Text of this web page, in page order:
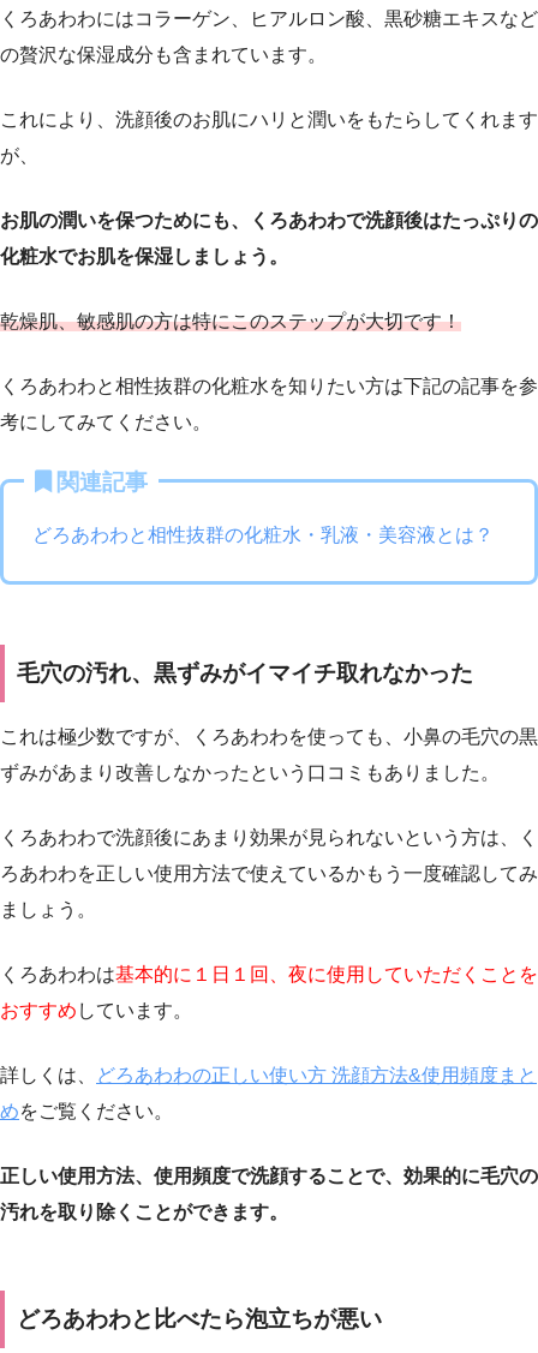
くろあわわにはコラーゲン、ヒアルロン酸、黒砂糖エキスなど
の贅沢な保湿成分も含まれています。
これにより、洗顔後のお肌にハリと潤いをもたらしてくれます
が、
お肌の潤いを保つためにも、くろあわわで洗顔後はたっぷりの
化粧水でお肌を保湿しましょう。
乾燥肌、敏感肌の方は特にこのステップが大切です！
くろあわわと相性抜群の化粧水を知りたい方は下記の記事を参
考にしてみてください。
関連記事
どろあわわと相性抜群の化粧水・乳液・美容液とは？
毛穴の汚れ、黒ずみがイマイチ取れなかった
これは極少数ですが、くろあわわを使っても、小鼻の毛穴の黒
ずみがあまり改善しなかったという口コミもありました。
くろあわわで洗顔後にあまり効果が見られないという方は、く
ろあわわを正しい使用方法で使えているかもう一度確認してみ
ましょう。
くろあわわは基本的に１日１回、夜に使用していただくことを
おすすめ しています。
詳しくは、
どろあわわの正しい使い方 洗顔方法&使用頻度まと
めをご覧ください。
正しい使用方法、使用頻度で洗顔することで、効果的に毛穴の
汚れを取り除くことができます。
どろあわわと比べたら泡立ちが悪い